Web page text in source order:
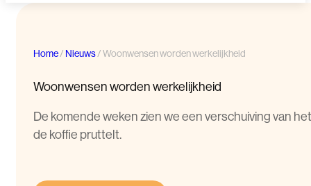
Home/ Nieuws/Woonwensen worden werkelijkheid
Woonwensen worden werkelijkheid
De komende weken zien we een verschuiving van
de koffie pruttelt.